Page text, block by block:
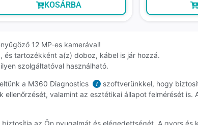
KOSÁRBA
12 MP-es kamerával!
és tartozékként a(z) doboz, kábel is jár hozzá.
szolgáltatóval használható.
a M360 Diagnostics i
szoftverünkkel, hogy
valamint az esztétikai állapot felmérését
az Ön nyugalmát és elégedettségét. A gyors